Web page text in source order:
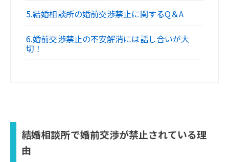
5.結婚相談所の婚前交渉禁止に関するQ＆A
6.婚前交渉禁止の不安解消には話し合いが大
切！
結婚相談所で婚前交渉が禁止されている理
由